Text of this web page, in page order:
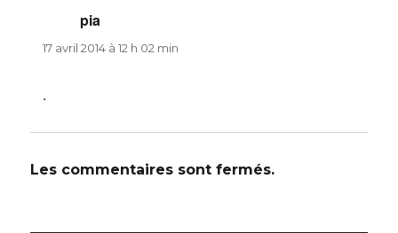
pia
17 avril 2014 à 12 h 02 min
.
Les commentaires sont fermés.